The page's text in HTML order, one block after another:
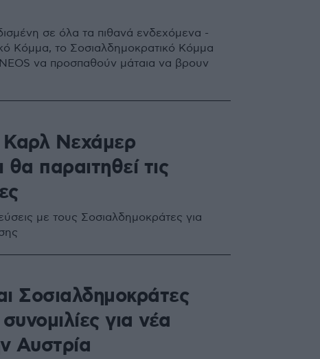
σε όλα τα πιθανά ενδεχόμενα -
Κόμμα, το Σοσιαλδημοκρατικό Κόμμα
να προσπαθούν μάταια να βρουν
Καρλ Νεχάμερ
παραιτηθεί τις
με τους Σοσιαλδημοκράτες για
Σοσιαλδημοκράτες
για νέα
Αυστρία